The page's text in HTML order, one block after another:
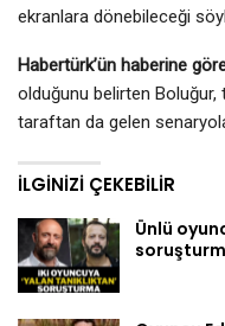
ekranlara dönebileceği
Habertürk’ün haberine
olduğunu belirten Boluğur,
taraftan da gelen
İLGINIZI ÇEKEBILIR
Ünlü